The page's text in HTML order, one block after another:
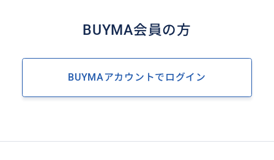
BUYMA会員の方
BUYMAアカウントでログイン